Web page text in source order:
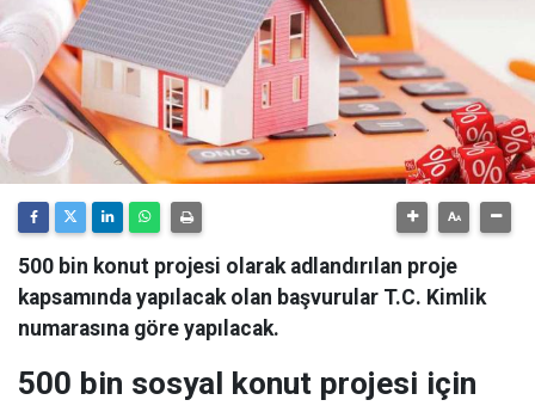
500 bin konut projesi olarak adlandırılan proje
kapsamında yapılacak olan başvurular T.C. Kimlik
numarasına göre yapılacak.
500 bin sosyal konut projesi için